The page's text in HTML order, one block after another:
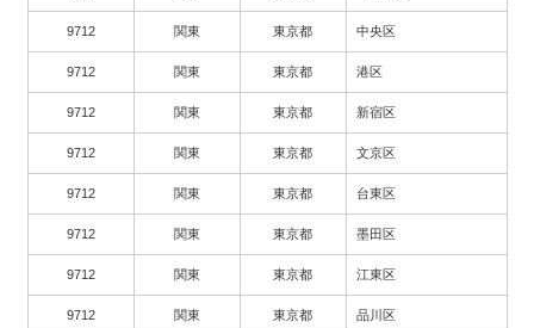
9712 関東 東京都 中央区
9712 関東 東京都 港区
9712 関東 東京都 新宿区
9712 関東 東京都 文京区
9712 関東 東京都 台東区
9712 関東 東京都 墨田区
9712 関東 東京都 江東区
9712 関東 東京都 品川区